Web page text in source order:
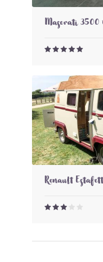
Maserati 3500
Renault